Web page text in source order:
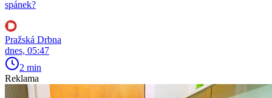
spánek?
Pražská Drbna
dnes, 05:47
2 min
Reklama